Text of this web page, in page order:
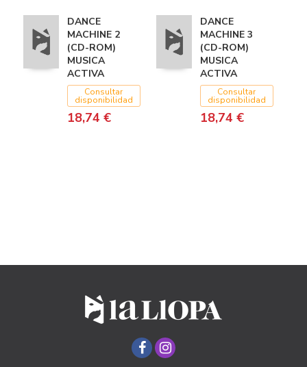
DANCE
MACHINE 2
(CD-ROM)
MUSICA
ACTIVA
Consultar
disponibilidad
18,74 €
DANCE
MACHINE 3
(CD-ROM)
MUSICA
ACTIVA
Consultar
disponibilidad
18,74 €